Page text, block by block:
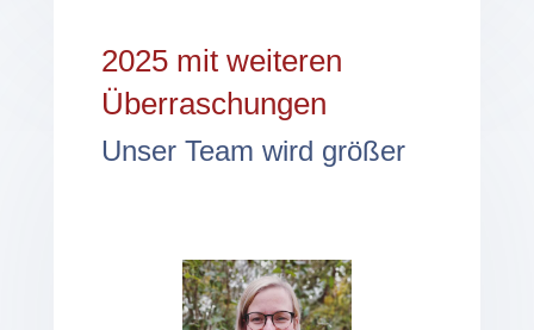
2025 mit weiteren
Überraschungen
Unser Team wird größer